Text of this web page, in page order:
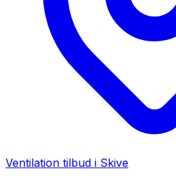
Ventilation tilbud i Skive